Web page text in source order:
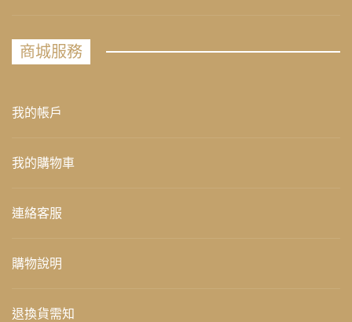
商城服務
我的帳戶
我的購物車
連絡客服
購物說明
退換貨需知